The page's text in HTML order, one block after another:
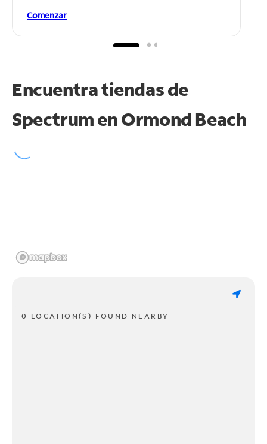
Comenzar
Encuentra tiendas de
Spectrum enOrmond Beach
0 LOCATION(S) FOUND NEARBY